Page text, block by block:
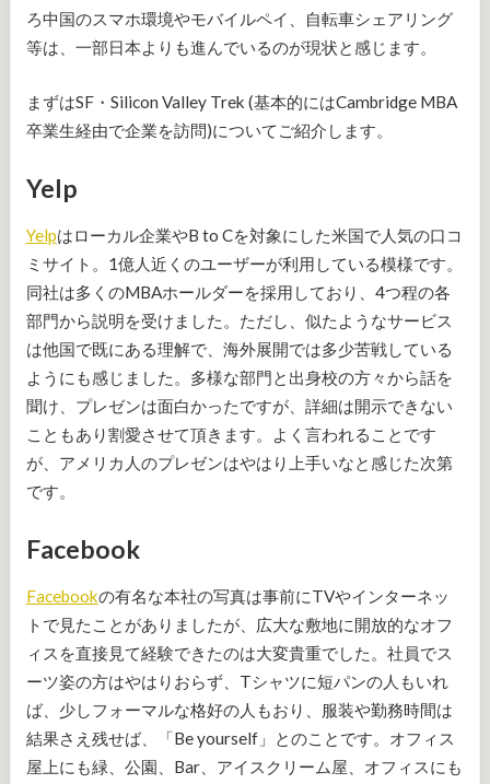
ろ中国のスマホ環境やモバイルペイ、自転車シェアリング
等は、一部日本よりも進んでいるのが現状と感じます。
まずはSF・Silicon Valley Trek (基本的にはCambridge MBA
卒業生経由で企業を訪問)についてご紹介します。
Yelp
Yelpはローカル企業やB to Cを対象にした米国で人気の口コ
ミサイト。1億人近くのユーザーが利用している模様です。
同社は多くのMBAホールダーを採用しており、4つ程の各
部門から説明を受けました。ただし、似たようなサービス
は他国で既にある理解で、海外展開では多少苦戦している
ようにも感じました。多様な部門と出身校の方々から話を
聞け、プレゼンは面白かったですが、詳細は開示できない
こともあり割愛させて頂きます。よく言われることです
が、アメリカ人のプレゼンはやはり上手いなと感じた次第
です。
Facebook
Facebookの有名な本社の写真は事前にTVやインターネッ
トで見たことがありましたが、広大な敷地に開放的なオフ
ィスを直接見て経験できたのは大変貴重でした。社員でス
ーツ姿の方はやはりおらず、Tシャツに短パンの人もいれ
ば、少しフォーマルな格好の人もおり、服装や勤務時間は
結果さえ残せば、「Be yourself」とのことです。オフィス
屋上にも緑、公園、Bar、アイスクリーム屋、オフィスにも